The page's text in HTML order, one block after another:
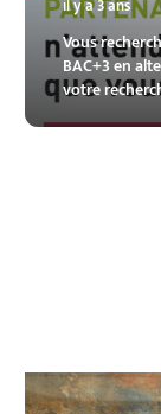
il y a 3 ans
Vous
BAC+3 en
votre